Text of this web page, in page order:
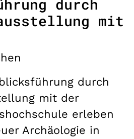
durch
mit
durch
mit der
erleben
Archäologie in